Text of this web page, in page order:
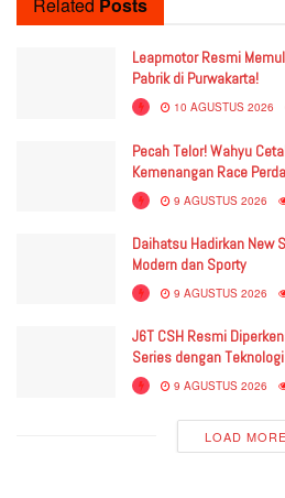
Related Posts
Leapmotor Resmi
Pabrik di Purwakarta!
10 AGUSTUS 2026
Pecah Telor! Wahyu
Kemenangan Race
9 AGUSTUS 2026
Daihatsu Hadirkan New
Modern dan Sporty
9 AGUSTUS 2026
J6T CSH Resmi
Series dengan Teknologi
9 AGUSTUS 2026
LOAD MORE